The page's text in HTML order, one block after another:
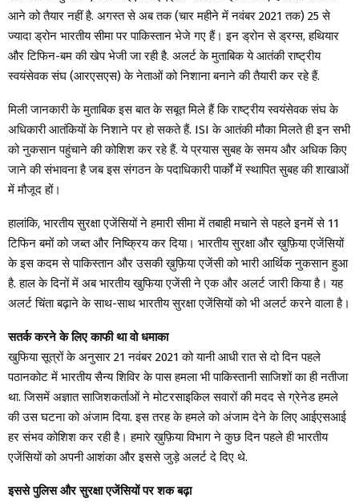
आने को तैयार नहीं है. अगस्त से अब तक (चार महीने में नवंबर 2021 तक) 25 से
ज्यादा ड्रोन भारतीय सीमा पर पाकिस्तान भेजे गए हैं। इन ड्रोन से ड्रग्स, हथियार
और टिफिन-बम की खेप भेजी जा रही है. अलर्ट के मुताबिक ये आतंकी राष्ट्रीय
स्वयंसेवक संघ (आरएसएस) के नेताओं को निशाना बनाने की तैयारी कर रहे हैं.
मिली जानकारी के मुताबिक इस बात के सबूत मिले हैं कि राष्ट्रीय स्वयंसेवक संघ के
अधिकारी आतंकियों के निशाने पर हो सकते हैं. ISI के आतंकी मौका मिलते ही इन सभी
को नुकसान पहुंचाने की कोशिश कर रहे हैं. ये प्रयास सुबह के समय और अधिक किए
जाने की संभावना है जब इस संगठन के पदाधिकारी पार्कों में स्थापित सुबह की शाखाओं
में मौजूद हों।
हालांकि, भारतीय सुरक्षा एजेंसियों ने हमारी सीमा में तबाही मचाने से पहले इनमें से 11
टिफिन बमों को जब्त और निष्क्रिय कर दिया। भारतीय सुरक्षा और ख़ुफ़िया एजेंसियों
के इस कदम से पाकिस्तान और उसकी ख़ुफ़िया एजेंसी को भारी आर्थिक नुकसान हुआ
है. हाल के दिनों में अब भारतीय खुफिया एजेंसी ने एक और अलर्ट जारी किया है। यह
अलर्ट चिंता बढ़ाने के साथ-साथ भारतीय सुरक्षा एजेंसियों को भी अलर्ट करने वाला है।
सतर्क करने के लिए काफी था वो धमाका
खुफिया सूत्रों के अनुसार 21 नवंबर 2021 को यानी आधी रात से दो दिन पहले
पठानकोट में भारतीय सैन्य शिविर के पास हमला भी पाकिस्तानी साजिशों का ही नतीजा
था. जिसमें अज्ञात साजिशकर्ताओं ने मोटरसाइकिल सवारों की मदद से ग्रेनेड हमले
की उस घटना को अंजाम दिया. इस तरह के हमले को अंजाम देने के लिए आईएसआई
हर संभव कोशिश कर रही है। हमारे ख़ुफ़िया विभाग ने कुछ दिन पहले ही भारतीय
एजेंसियों को अपनी आशंका और इससे जुड़े अलर्ट दे दिए थे.
इससे पुलिस और सुरक्षा एजेंसियों पर शक बढ़ा